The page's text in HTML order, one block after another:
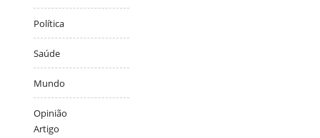
Política
Saúde
Mundo
Opinião
Artigo